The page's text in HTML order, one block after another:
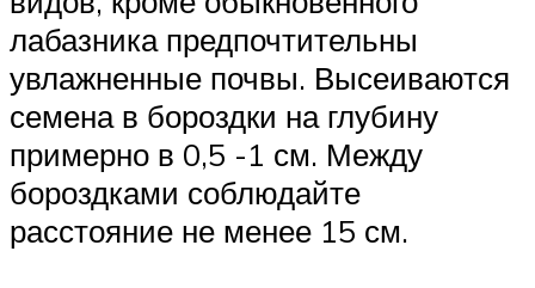
лабазника предпочтительны
увлажненные почвы. Высеиваются
семена в бороздки на глубину
примерно в 0,5 -1 см. Между
бороздками соблюдайте
расстояние не менее 15 см.